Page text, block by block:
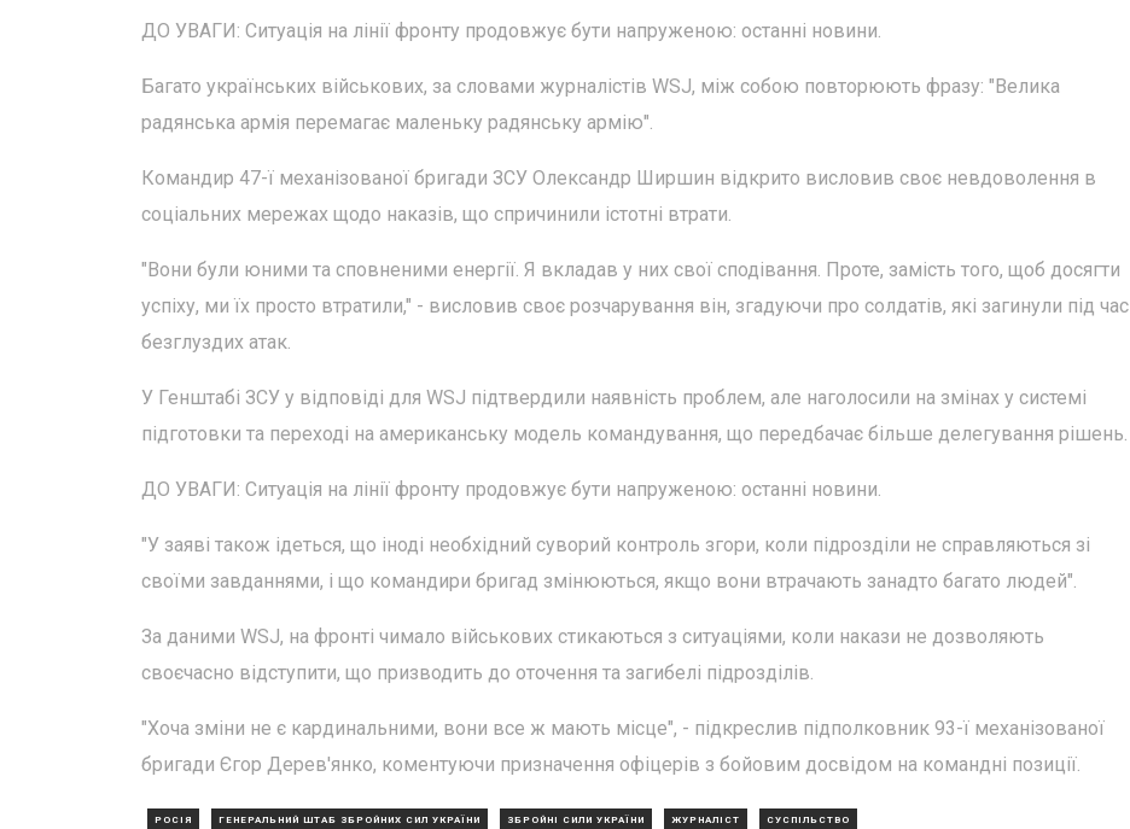
ДО УВАГИ: Ситуація на лінії фронту продовжує бути напруженою: останні новини.
Багато українських військових, за словами журналістів WSJ, між собою повторюють фразу: "Велика
радянська армія перемагає маленьку радянську армію".
Командир 47-ї механізованої бригади ЗСУ Олександр Ширшин відкрито висловив своє невдоволення в
соціальних мережах щодо наказів, що спричинили істотні втрати.
"Вони були юними та сповненими енергії. Я вкладав у них свої сподівання. Проте, замість того, щоб досягти
успіху, ми їх просто втратили," - висловив своє розчарування він, згадуючи про солдатів, які загинули під час
безглуздих атак.
У Генштабі ЗСУ у відповіді для WSJ підтвердили наявність проблем, але наголосили на змінах у системі
підготовки та переході на американську модель командування, що передбачає більше делегування рішень.
ДО УВАГИ: Ситуація на лінії фронту продовжує бути напруженою: останні новини.
"У заяві також ідеться, що іноді необхідний суворий контроль згори, коли підрозділи не справляються зі
своїми завданнями, і що командири бригад змінюються, якщо вони втрачають занадто багато людей".
За даними WSJ, на фронті чимало військових стикаються з ситуаціями, коли накази не дозволяють
своєчасно відступити, що призводить до оточення та загибелі підрозділів.
"Хоча зміни не є кардинальними, вони все ж мають місце", - підкреслив підполковник 93-ї механізованої
бригади Єгор Дерев'янко, коментуючи призначення офіцерів з бойовим досвідом на командні позиції.
РОСІЯ ГЕНЕРАЛЬНИЙ ШТАБ ЗБРОЙНИХ СИЛ УКРАЇНИ ЗБРОЙНІ СИЛИ УКРАЇНИ ЖУРНАЛІСТ СУСПІЛЬСТВО